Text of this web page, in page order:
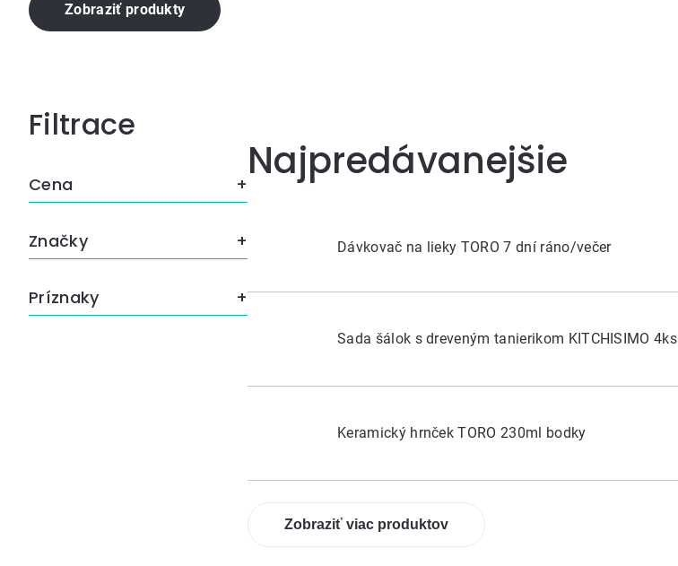
Zobraziť produkty
Bočný
panel
Cena
Príznaky
Značky
Najpredávanejšie
Dávkovač na lieky TORO 7 dní ráno/večer
Sada šálok s dreveným tanierikom KITCHISIMO 4ks
Keramický hrnček TORO 230ml bodky
Zobraziť viac produktov